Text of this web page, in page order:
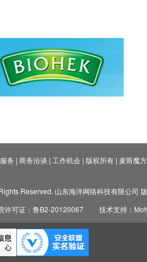
务 | 商务洽谈 | 工作机会| 版权所有| 麦斯魔方
Reserved. 山东海洋网络科技有限公司
许可证：鲁B2-20120067 技术支持：